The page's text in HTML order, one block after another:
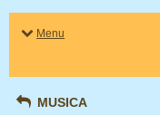
Menu
MUSICA